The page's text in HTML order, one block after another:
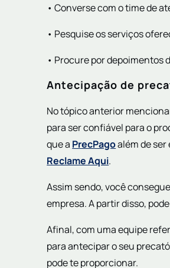
• Converse com o time de
• Pesquise os serviços
• Procure por depoimentos
Antecipação de
No tópico anterior
para ser confiável para o
que a PrecPagoalém de
Reclame Aqui.
Assim sendo, você
empresa. A partir disso,
Afinal, com uma equipe
para antecipar o seu
pode te proporcionar.